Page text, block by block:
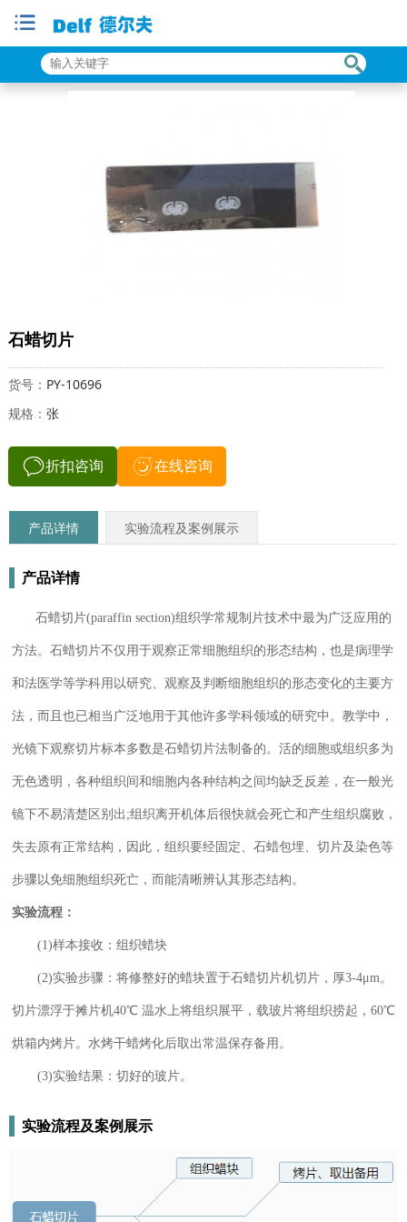
石蜡切片
货号： PY-10696
规格： 张
折扣咨询 在线咨询
产品详情 实验流程及案例展示
产品详情
石蜡切片(paraffin section)组织学常规制片技术中最为广泛应用的
方法。石蜡切片不仅用于观察正常细胞组织的形态结构，也是病理学
和法医学等学科用以研究、观察及判断细胞组织的形态变化的主要方
法，而且也已相当广泛地用于其他许多学科领域的研究中。教学中，
光镜下观察切片标本多数是石蜡切片法制备的。活的细胞或组织多为
无色透明，各种组织间和细胞内各种结构之间均缺乏反差，在一般光
镜下不易清楚区别出;组织离开机体后很快就会死亡和产生组织腐败，
失去原有正常结构，因此，组织要经固定、石蜡包埋、切片及染色等
步骤以免细胞组织死亡，而能清晰辨认其形态结构。
实验流程：
(1)样本接收：组织蜡块
(2)实验步骤：将修整好的蜡块置于石蜡切片机切片，厚3-4μm。
切片漂浮于摊片机40℃ 温水上将组织展平，载玻片将组织捞起，60℃
烘箱内烤片。水烤干蜡烤化后取出常温保存备用。
(3)实验结果：切好的玻片。
实验流程及案例展示